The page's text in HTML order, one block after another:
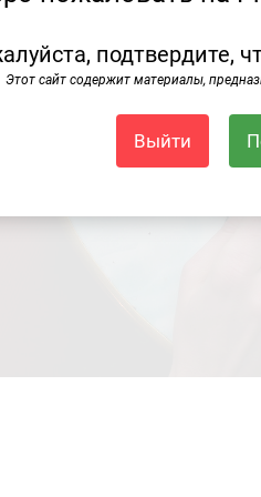
подтвердите,
Этот сайт содержит материалы,
Выйти